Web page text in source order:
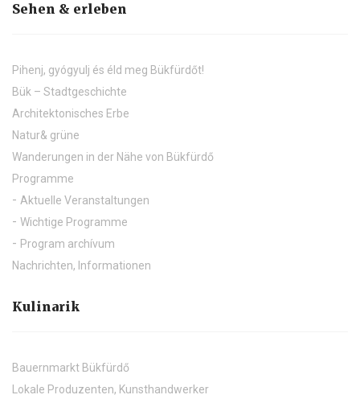
Sehen & erleben
Pihenj, gyógyulj és éld meg Bükfürdőt!
Bük – Stadtgeschichte
Architektonisches Erbe
Natur& grüne
Wanderungen in der Nähe von Bükfürdő
Programme
Aktuelle Veranstaltungen
Wichtige Programme
Program archívum
Nachrichten, Informationen
Kulinarik
Bauernmarkt Bükfürdő
Lokale Produzenten, Kunsthandwerker